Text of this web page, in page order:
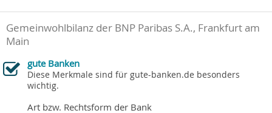
Gemeinwohlbilanz der BNP Paribas S.A., Frankfurt am
Main
gute Banken
Diese Merkmale sind für gute-banken.de besonders
wichtig.
Art bzw. Rechtsform der Bank